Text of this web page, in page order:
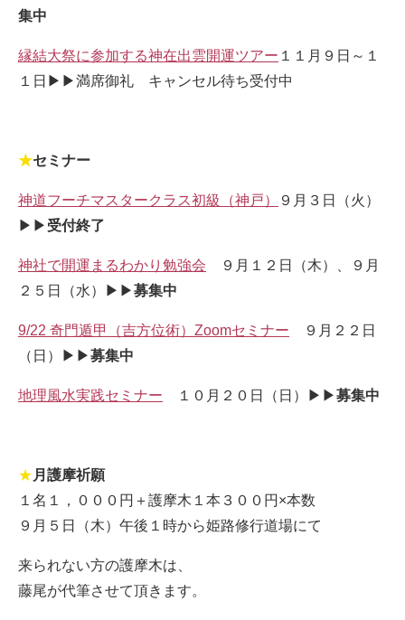
集中
縁結大祭に参加する神在出雲開運ツアー １１月９日～１
１日▶▶満席御礼 キャンセル待ち受付中
★セミナー
神道フーチマスタークラス初級（神戸）
９月３日（火）
▶▶ 受付終了
神社で開運まるわかり勉強会 ９月１２日（木）、９月
２５日（水）▶▶募集中
9/22 奇門遁甲（吉方位術）Zoomセミナー ９月２２日
（日）▶▶募集中
地理風水実践セミナー １０月２０日（日）▶▶募集中
★ 月護摩祈願
１名１，０００円＋護摩木１本３００円×本数
９月５日（木）午後１時から姫路修行道場にて
来られない方の護摩木は、
藤尾が代筆させて頂きます。